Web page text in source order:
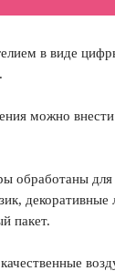
в виде
можно
обработаны для
декоративные
пакет.